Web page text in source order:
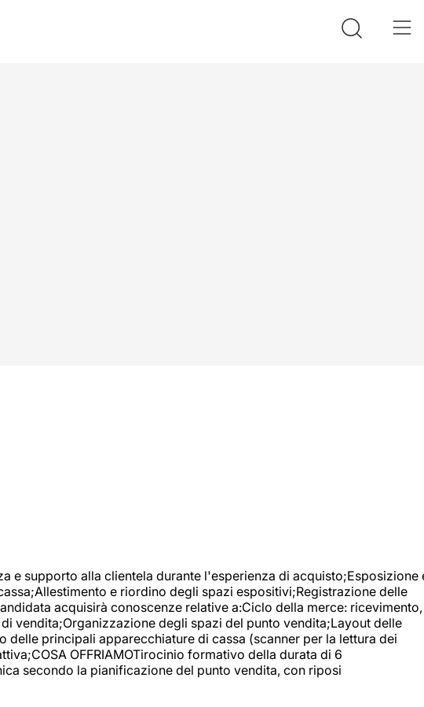
e supporto alla clientela durante l'esperienza di acquisto;Esposizione
e riordino degli spazi espositivi;Registrazione delle
acquisirà conoscenze relative a:Ciclo della merce: ricevimento,
vendita;Organizzazione degli spazi del punto vendita;Layout delle
principali apparecchiature di cassa (scanner per la lettura dei
OFFRIAMOTirocinio formativo della durata di 6
secondo la pianificazione del punto vendita, con riposi